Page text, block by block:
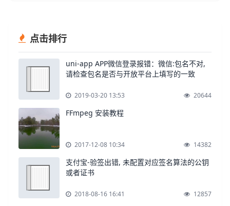
点击排行
uni-app APP微信登录报错：微信:包名不对,
请检查包名是否与开放平台上填写的一致
2019-03-20 13:53 20644
FFmpeg 安装教程
2017-12-08 10:34 14382
支付宝-验签出错, 未配置对应签名算法的公钥
或者证书
2018-08-16 16:41 12857